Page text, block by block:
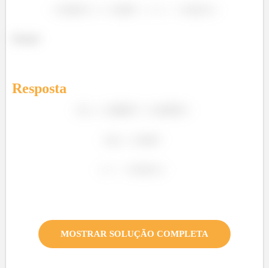
Resposta
MOSTRAR SOLUÇÃO COMPLETA